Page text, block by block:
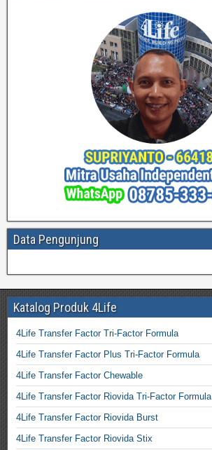
Data Pengunjung
Katalog Produk 4Life
4Life Transfer Factor Tri-Factor Formula
4Life Transfer Factor Plus Tri-Factor Formula
4Life Transfer Factor Chewable
4Life Transfer Factor Riovida Tri-Factor Formula
4Life Transfer Factor Riovida Burst
4Life Transfer Factor Riovida Stix